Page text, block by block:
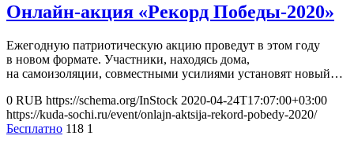
Онлайн-акция «Рекорд Победы-2020»
Ежегодную патриотическую акцию проведут в этом году
в новом формате. Участники, находясь дома,
на самоизоляции, совместными усилиями установят новый…
0 RUB https://schema.org/InStock 2020-04-24T17:07:00+03:00
https://kuda-sochi.ru/event/onlajn-aktsija-rekord-pobedy-2020/
Бесплатно 118 1